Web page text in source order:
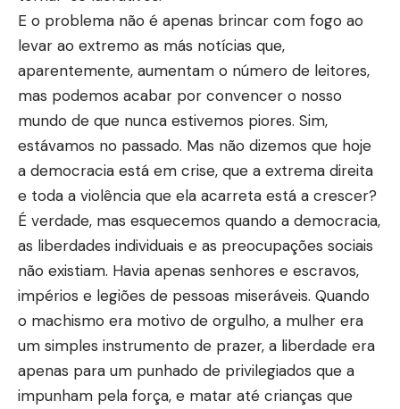
E o problema não é apenas brincar com fogo ao
levar ao extremo as más notícias que,
aparentemente, aumentam o número de leitores,
mas podemos acabar por convencer o nosso
mundo de que nunca estivemos piores. Sim,
estávamos no passado. Mas não dizemos que hoje
a democracia está em crise, que a extrema direita
e toda a violência que ela acarreta está a crescer?
É verdade, mas esquecemos quando a democracia,
as liberdades individuais e as preocupações sociais
não existiam. Havia apenas senhores e escravos,
impérios e legiões de pessoas miseráveis. Quando
o machismo era motivo de orgulho, a mulher era
um simples instrumento de prazer, a liberdade era
apenas para um punhado de privilegiados que a
impunham pela força, e matar até crianças que